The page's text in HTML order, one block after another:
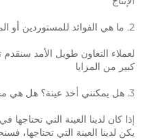
2. ما هي الفوائد للمستوردين أو الموزعين على المدى الطويل؟
كبير من المزايا
3. هل يمكنني أخذ عينة؟ هل هي مجانية؟
يكن لدينا العينة التي تحتاجها،